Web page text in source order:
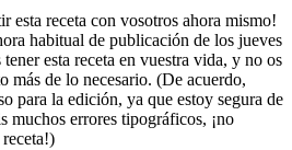
esta receta con vosotros ahora mismo!
habitual de publicación de los jueves
esta receta en vuestra vida, y no os
más de lo necesario. (De acuerdo,
para la edición, ya que estoy segura de
muchos errores tipográficos, ¡no